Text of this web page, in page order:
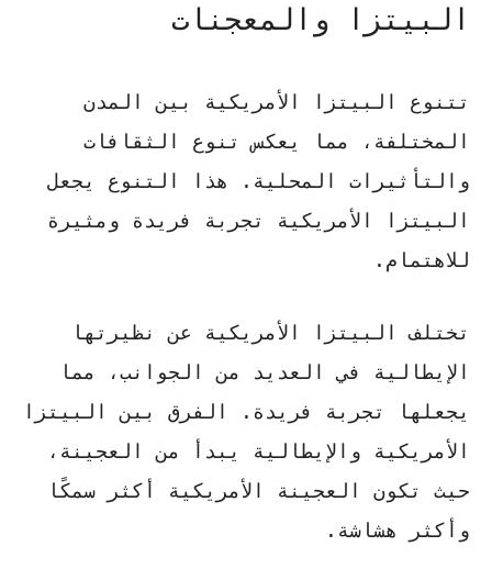
البيتزا والمعجنات
تتنوع البيتزا الأمريكية بين المدن
المختلفة، مما يعكس تنوع الثقافات
والتأثيرات المحلية. هذا التنوع يجعل
البيتزا الأمريكية تجربة فريدة ومثيرة
للاهتمام.
تختلف البيتزا الأمريكية عن نظيرتها
الإيطالية في العديد من الجوانب، مما
يجعلها تجربة فريدة.
الفرق بين البيتزا
الأمريكية والإيطالية يبدأ من العجينة،
حيث تكون العجينة الأمريكية أكثر سمكًا
وأكثر هشاشة.